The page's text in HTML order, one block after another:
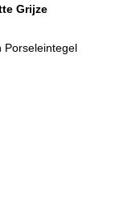
Grijze
Porseleintegel